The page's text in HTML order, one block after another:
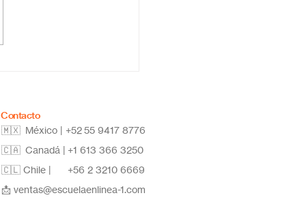
Contacto
🇲🇽 México | +5255 9417 8776
🇨🇦 Canadá | +1 613 366 3250
🇨🇱 Chile | +56 2 3210 6669
📩 ventas@escuelaenlinea-1.com